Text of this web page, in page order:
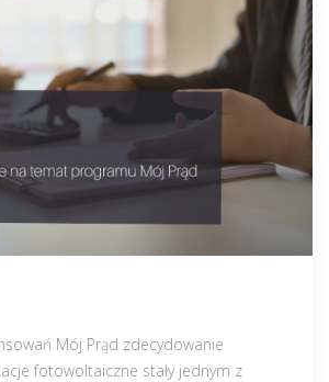
Mój Prąd zdecydowanie
fotowoltaiczne stały jednym z